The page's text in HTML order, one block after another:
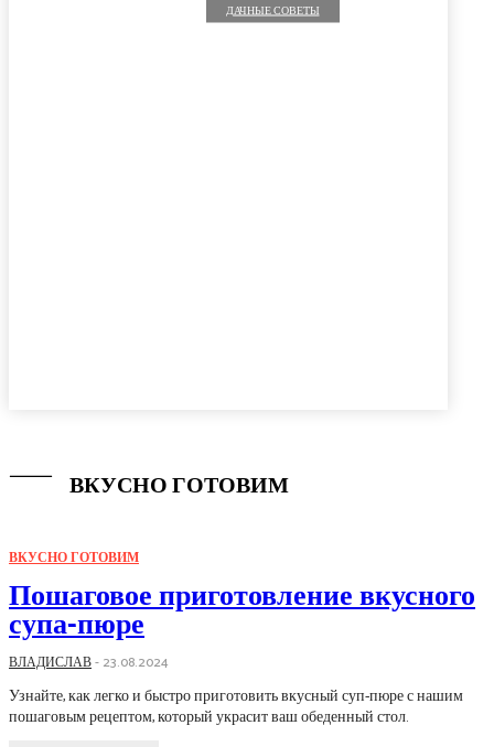
ДАЧНЫЕ СОВЕТЫ
ВКУСНО ГОТОВИМ
ВКУСНО ГОТОВИМ
Пошаговое приготовление вкусного
супа-пюре
ВЛАДИСЛАВ- 23.08.2024
Узнайте, как легко и быстро приготовить вкусный суп-пюре с нашим
пошаговым рецептом, который украсит ваш обеденный стол.